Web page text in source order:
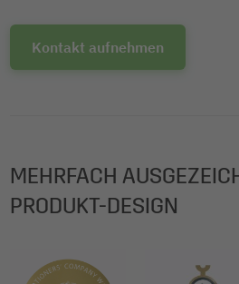
Kontakt aufnehmen
MEHRFACH
PRODUKT-DESIGN